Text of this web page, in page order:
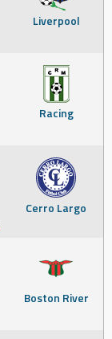
Liverpool
Racing
Cerro Largo
Boston River